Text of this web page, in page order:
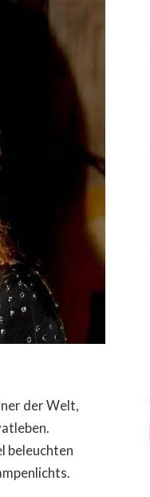
der Welt,
beleuchten